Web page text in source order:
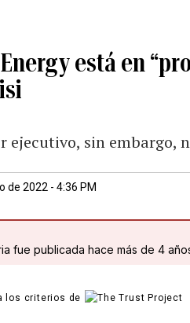
está en
ejecutivo, sin embargo,
de 2022 - 4:36 PM
fue publicada hace más de 4
los criterios de